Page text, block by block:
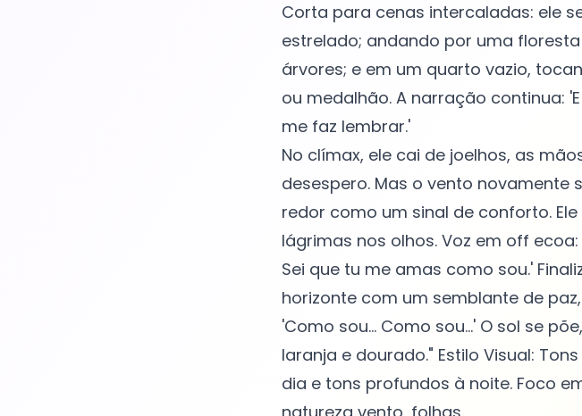
Corta para cenas intercaladas: ele
estrelado; andando por uma
árvores; e em um quarto vazio,
ou medalhão. A narração continua:
me faz lembrar.'
No clímax, ele cai de joelhos, as
desespero. Mas o vento
redor como um sinal de conforto.
lágrimas nos olhos. Voz em off
Sei que tu me amas como sou.'
horizonte com um semblante de
'Como sou... Como sou...' O sol se
laranja e dourado." Estilo Visual:
dia e tons profundos à noite. Foco